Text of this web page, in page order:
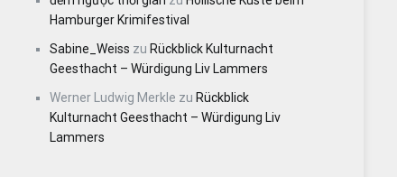
Hamburger Krimifestival
Sabine_Weiss zu Rückblick Kulturnacht
Geesthacht – Würdigung Liv Lammers
Werner Ludwig Merkle zu Rückblick
Kulturnacht Geesthacht – Würdigung Liv
Lammers